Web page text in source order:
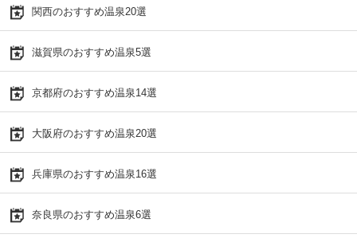
関西のおすすめ温泉20選
滋賀県のおすすめ温泉5選
京都府のおすすめ温泉14選
大阪府のおすすめ温泉20選
兵庫県のおすすめ温泉16選
奈良県のおすすめ温泉6選